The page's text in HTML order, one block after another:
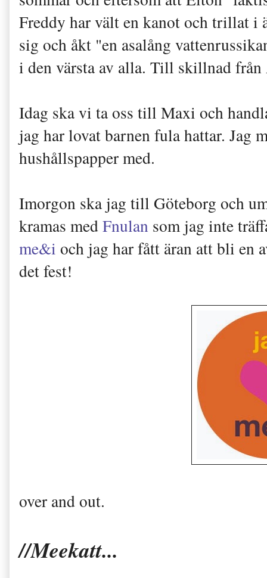
Freddy har vält en kanot och trillat
sig och åkt "en asalång
i den värsta av alla. Till skillnad
Idag ska vi ta oss till Maxi och
jag har lovat barnen fula hattar. Jag
hushållspapper med.
Imorgon ska jag till Göteborg och
kramas medFnulan som jag inte
me&i och jag har fått äran att bli en
det fest!
over and out.
//Meekatt...